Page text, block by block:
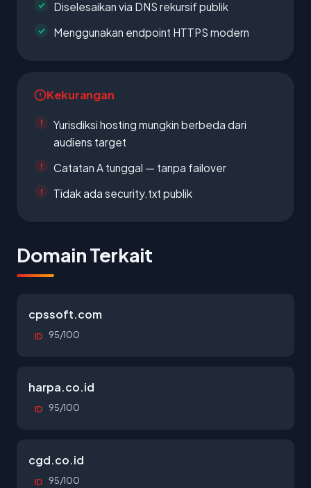
Diselesaikan via DNS rekursif publik
Menggunakan endpoint HTTPS modern
Kekurangan
Yurisdiksi hosting mungkin berbeda dari
audiens target
Catatan A tunggal — tanpa failover
Tidak ada security.txt publik
Domain Terkait
cpssoft.com
ID 95/100
harpa.co.id
ID 95/100
cgd.co.id
ID 95/100